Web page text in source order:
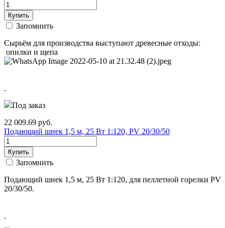
Купить
Запомнить
Сырьём для производства выступают древесные отходы:
опилки и щепа
Под заказ
22 009.69 руб.
Подающий шнек 1,5 м, 25 Вт 1:120, PV 20/30/50
Купить
Запомнить
Подающий шнек 1,5 м, 25 Вт 1:120, для пеллетной горелки PV
20/30/50.